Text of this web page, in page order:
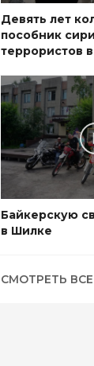
Девять лет
пособник
террористов
Байкерскую
в Шилке
СМОТРЕТЬ